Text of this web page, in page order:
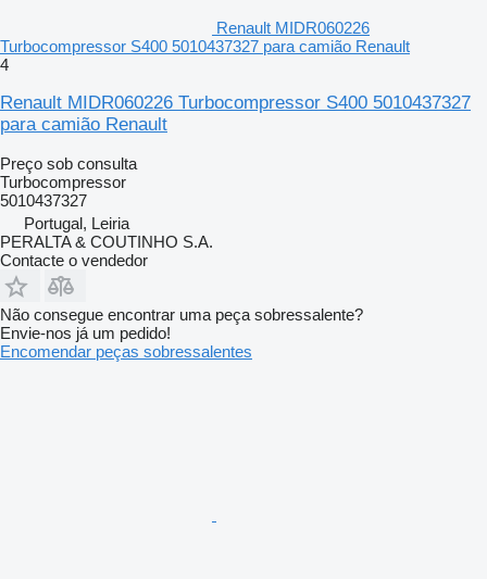
Renault MIDR060226
Turbocompressor S400 5010437327 para camião Renault
4
Renault MIDR060226 Turbocompressor S400 5010437327
para camião Renault
Preço sob consulta
Turbocompressor
5010437327
Portugal, Leiria
PERALTA & COUTINHO S.A.
Contacte o vendedor
Não consegue encontrar uma peça sobressalente?
Envie-nos já um pedido!
Encomendar peças sobressalentes